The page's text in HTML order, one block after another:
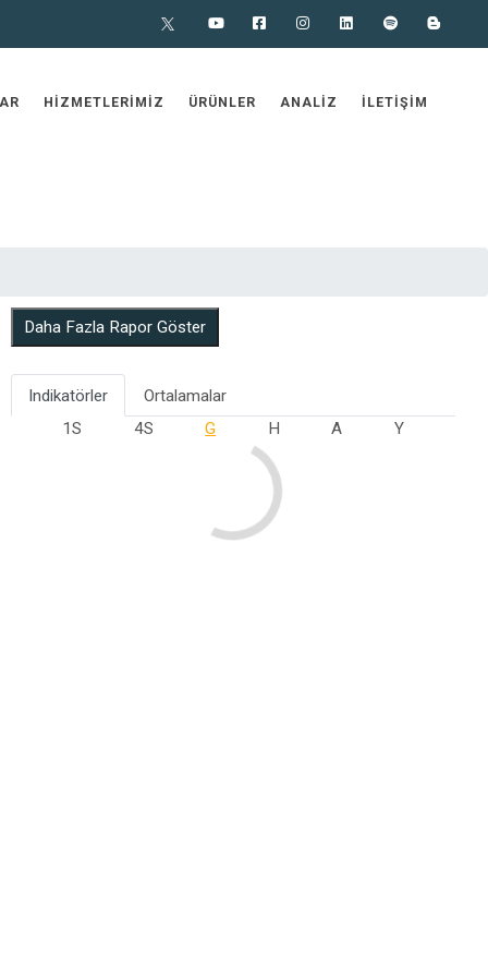
X Youtube FacebookInstagramLinkedinSpotify
HIZMETLERIMIZ ÜRÜNLER ANALIZ İLETIŞIM
Daha Fazla Rapor Göster
Indikatörler
Ortalamalar
1S
4S G H A Y